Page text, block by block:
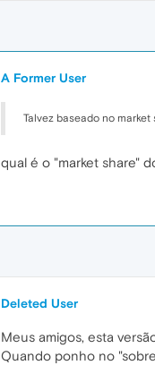
A Former User
Talvez baseado no market
qual é o "market share"
Deleted User
Meus amigos, esta
Quando ponho no